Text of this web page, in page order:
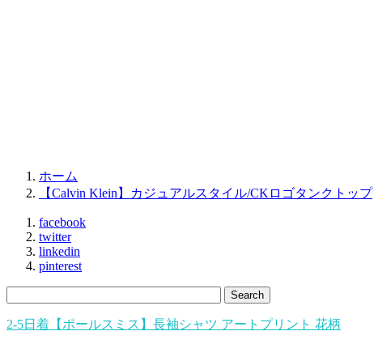
ホーム
【Calvin Klein】カジュアルスタイル/CKロゴタンクトップ
facebook
twitter
linkedin
pinterest
2-5日着【ポールスミス】長袖シャツ アートプリント 花柄